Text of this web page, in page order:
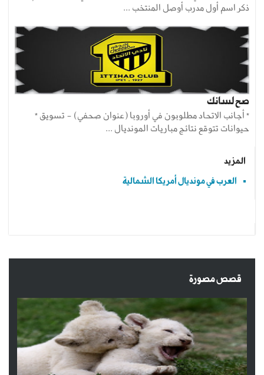
ذكر اسم أول مدرب أوصل المنتخب ...
صح لسانك
* أجانب الاتحاد مطلوبون في أوروبا (عنوان صحفي) - تسويق *
حيوانات تتوقع نتائج مباريات المونديال ...
المزيد
العرب في مونديال أمريكا الشمالية
قصص مصورة